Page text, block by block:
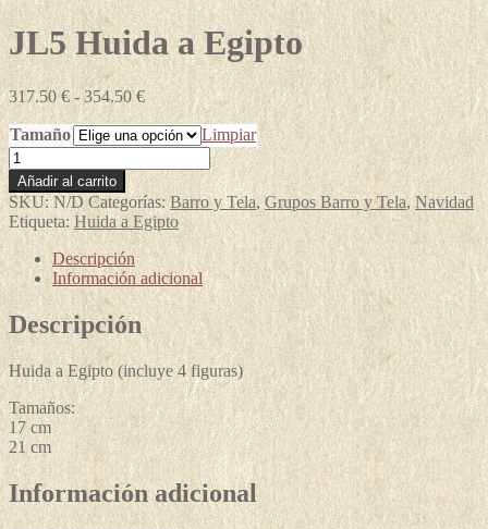
JL5 Huida a Egipto
317.50€ - 354.50 €Rango
de
precios:
desde
317.50 €
hasta
354.50 €
Tamaño
Limpiar
JL5
Huida
a
Egipto
cantidad
Añadir al carrito
SKU:N/D Categorías: Barro y Tela, Grupos Barro y Tela, Navidad
Etiqueta: Huida a Egipto
Descripción
Información adicional
Descripción
Huida a Egipto (incluye 4 figuras)
Tamaños:
17 cm
21 cm
Información adicional